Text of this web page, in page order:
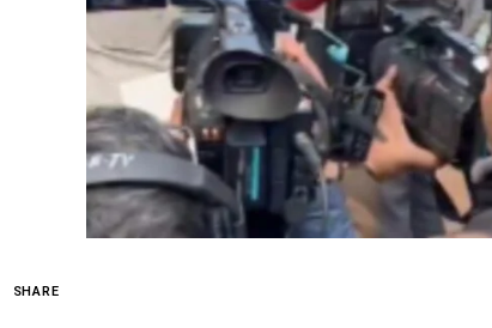
SHARE